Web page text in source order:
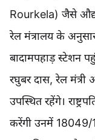
Rourkela) जैसे
रेल मंत्रालय के
बादामपहाड़ स्टेशन
रघुबर दास, रेल मंत्री
उपस्थित रहेंगे।
करेंगी उनमें 18049/